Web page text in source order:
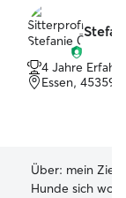
4 Jahre
Essen, 45359
Über: mein Ziel
Hunde sich